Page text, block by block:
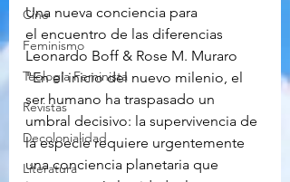
Cine
Feminismo
Teología Feminista
Revistas
Decolonialidad
Literatura
Una nueva conciencia para
el encuentro de las diferencias
Leonardo Boff & Rose M. Muraro
"En el inicio del nuevo milenio, el
ser humano ha traspasado un
umbral decisivo: la supervivencia de
la especie requiere urgentemente
una conciencia planetaria que